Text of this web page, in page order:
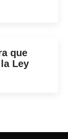
que
Ley